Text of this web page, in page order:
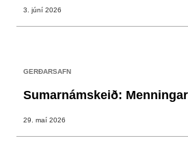
3. júní 2026
GERÐARSAFN
Sumarnámskeið:
29. maí 2026